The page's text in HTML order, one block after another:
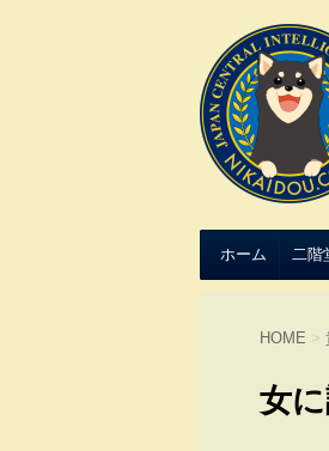
ホーム 二階
HOME >
女